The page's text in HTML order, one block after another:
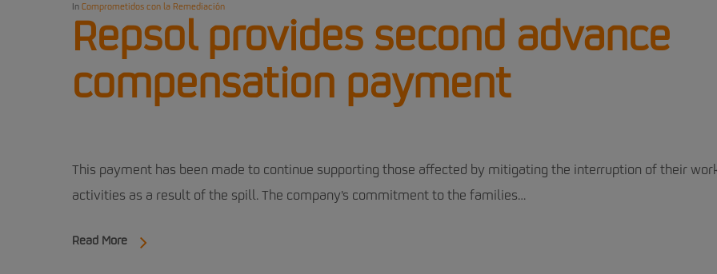
In Comprometidos con la Remediación
Repsol provides second advance
compensation payment
This payment has been made to continue supporting those affected by mitigating the interruption of their
activities as a result of the spill. The company’s commitment to the families…
Read More